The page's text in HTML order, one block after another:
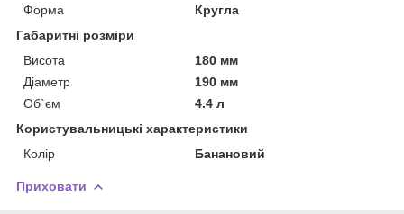
Форма
Кругла
Габаритні розміри
Висота
180 мм
Діаметр
190 мм
Об`єм
4.4 л
Користувальницькі характеристики
Колір
Банановий
Приховати